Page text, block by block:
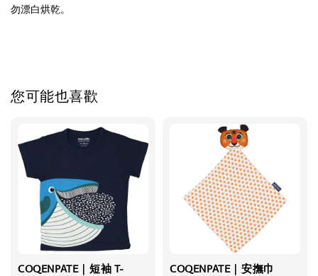
勿漂白烘乾。
您可能也喜歡
COQENPATE｜短袖 T-
COQENPATE｜安撫巾